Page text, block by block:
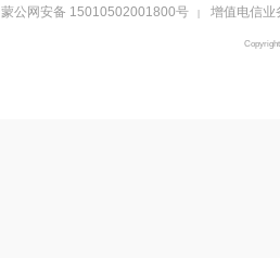
蒙公网安备 15010502001800号 | 增值电信业